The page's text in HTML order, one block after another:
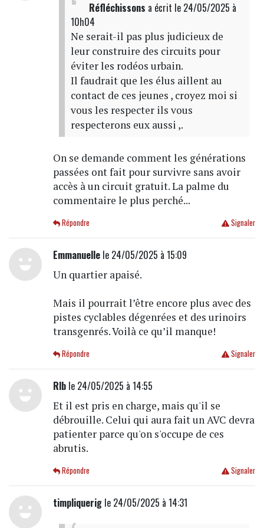
Réfléchissons a écrit le 24/05/2025 à
10h04
Ne serait-il pas plus judicieux de
leur construire des circuits pour
éviter les rodéos urbain.
Il faudrait que les élus aillent au
contact de ces jeunes , croyez moi si
vous les respecter ils vous
respecterons eux aussi ,.
On se demande comment les générations
passées ont fait pour survivre sans avoir
accès à un circuit gratuit. La palme du
commentaire le plus perché...
Signaler
Répondre
Emmanuellele 24/05/2025 à 15:09
Un quartier apaisé.
Mais il pourrait l’être encore plus avec des
pistes cyclables dégenrées et des urinoirs
transgenrés. Voilà ce qu’il manque!
Signaler
Répondre
Rlble 24/05/2025 à 14:55
Et il est pris en charge, mais qu'il se
débrouille. Celui qui aura fait un AVC devra
patienter parce qu'on s'occupe de ces
abrutis.
Signaler
Répondre
timpliquerigle 24/05/2025 à 14:31